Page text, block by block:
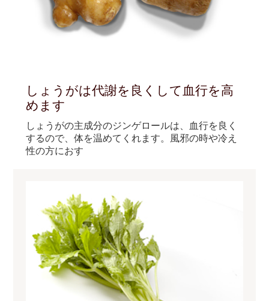
しょうがは代謝を良くして血行を高
めます
しょうがの主成分のジンゲロールは、血行を良く
するので、体を温めてくれます。風邪の時や冷え
性の方におす